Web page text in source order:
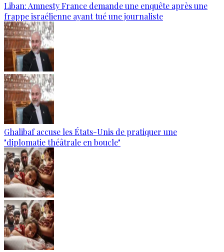
Liban: Amnesty France demande une enquête après une
frappe israélienne ayant tué une journaliste
Ghalibaf accuse les États-Unis de pratiquer une
"diplomatie théâtrale en boucle"